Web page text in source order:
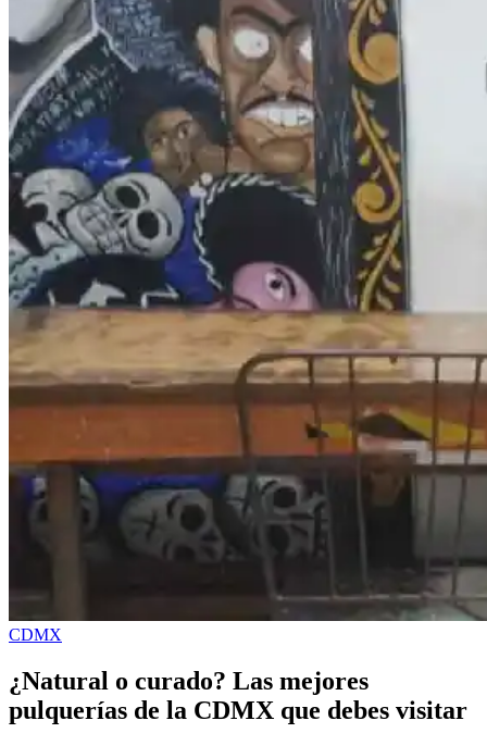
CDMX
¿Natural o curado? Las mejores
pulquerías de la CDMX que debes visitar